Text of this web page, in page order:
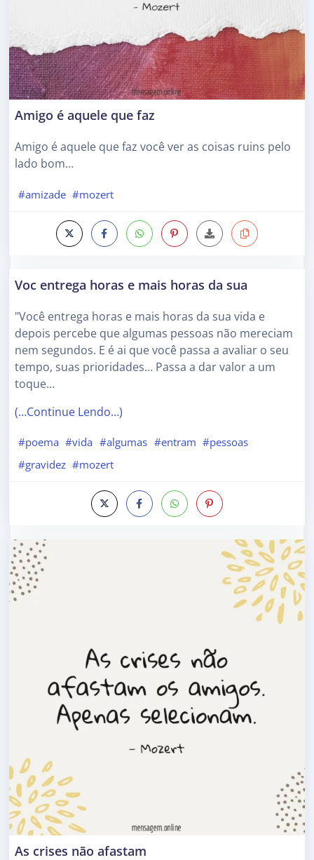
Amigo é aquele que faz
Amigo é aquele que faz você ver as coisas ruins pelo
lado bom…
#amizade #mozert
Voc entrega horas e mais horas da sua
"Você entrega horas e mais horas da sua vida e
depois percebe que algumas pessoas não mereciam
nem segundos. E é ai que você passa a avaliar o seu
tempo, suas prioridades… Passa a dar valor a um
toque…
(…Continue Lendo…)
#poema #vida #algumas #entram #pessoas
#gravidez #mozert
As crises não afastam